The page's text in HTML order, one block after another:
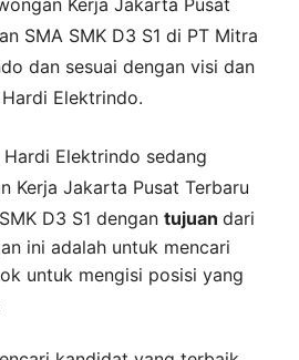
SMA SMK D3 S1 di PT Mitra
dan sesuai dengan visi dan
Elektrindo.
Elektrindo sedang
Kerja Jakarta Pusat Terbaru
D3 S1 dengan tujuan dari
ini adalah untuk mencari
untuk mengisi posisi yang